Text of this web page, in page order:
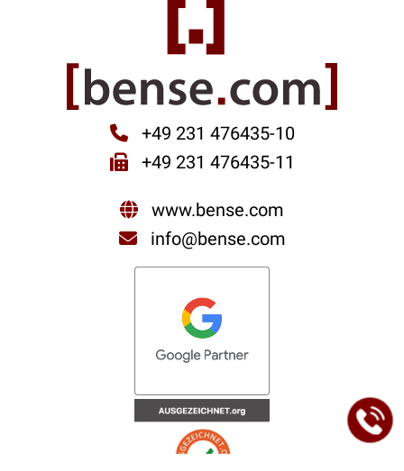
+49 231 476435-10
+49 231 476435-11
www.bense.com
info@bense.com